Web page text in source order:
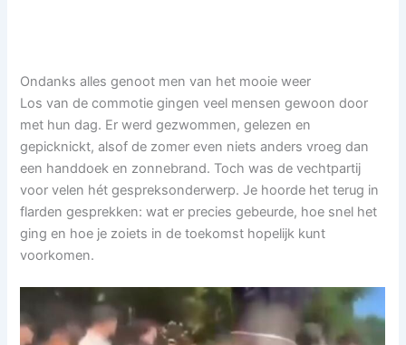
Ondanks alles genoot men van het mooie weer
Los van de commotie gingen veel mensen gewoon door
met hun dag. Er werd gezwommen, gelezen en
gepicknickt, alsof de zomer even niets anders vroeg dan
een handdoek en zonnebrand. Toch was de vechtpartij
voor velen hét gespreksonderwerp. Je hoorde het terug in
flarden gesprekken: wat er precies gebeurde, hoe snel het
ging en hoe je zoiets in de toekomst hopelijk kunt
voorkomen.
Videospeler